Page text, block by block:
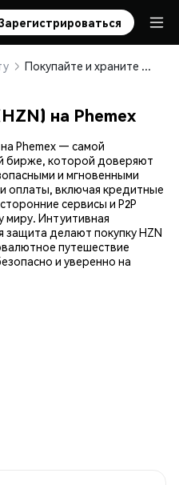
Покупайте и храните Xpanse (HZN) безопасно
на Phemex
Phemex — самой
бирже, которой доверяют
и мгновенными
оплаты, включая кредитные
сервисы и P2P
миру. Интуитивная
делают покупку HZN
путешествие
и уверенно на